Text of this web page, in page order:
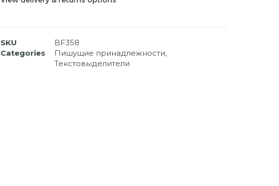
SKU
BF358
Categories
Пишущие принадлежности,
Текстовыделители